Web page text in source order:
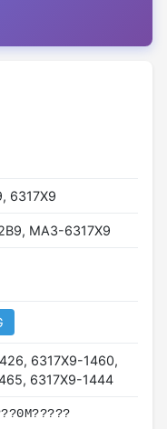
6317Х9
МАЗ-6317X9
6317Х9-1460,
6317Х9-1444